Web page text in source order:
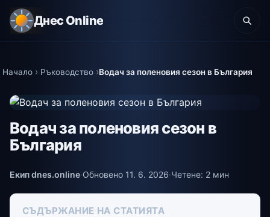
Днес Online
Начало Ръководство Водач за поленовия сезон в България
Водач за поленовия сезон в
България
Екип dnes.online·Обновено 11. 6. 2026·Четене: 2 мин
СЪДЪРЖАНИЕ НА СТАТИЯТА